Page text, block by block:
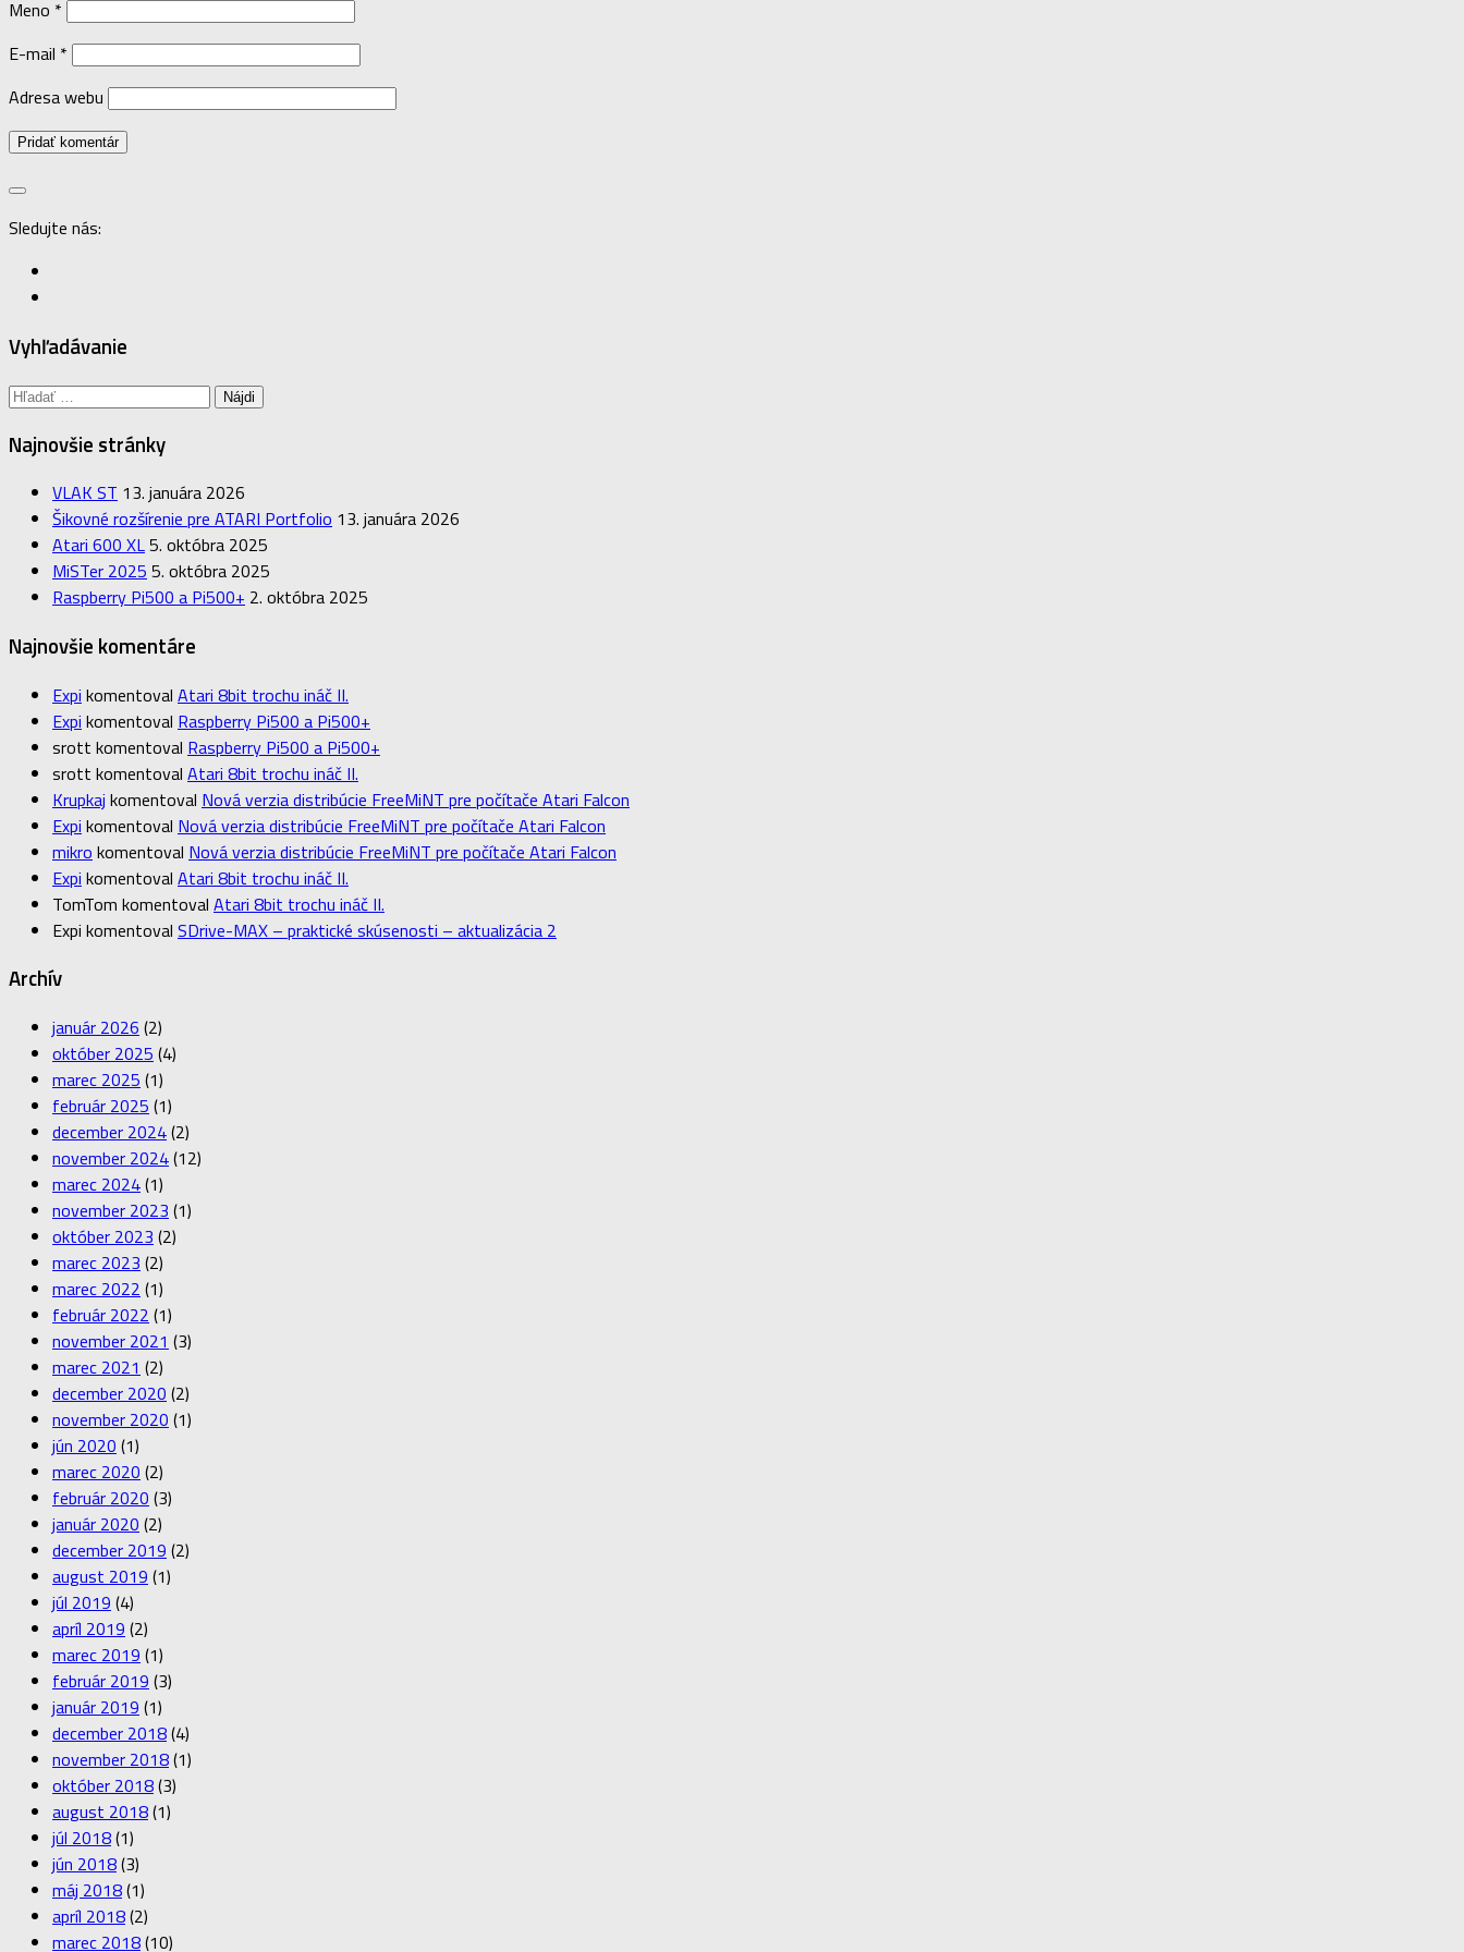
Meno *
E-mail *
Adresa webu
Sledujte nás:
Vyhľadávanie
Hľadať:
Najnovšie stránky
VLAK ST 13. januára 2026
Šikovné rozšírenie pre ATARI Portfolio 13. januára 2026
Atari 600 XL5. októbra 2025
MiSTer 2025 5. októbra 2025
Raspberry Pi500 a Pi500+ 2. októbra 2025
Najnovšie komentáre
Expi komentoval Atari 8bit trochu ináč II.
Expi komentoval Raspberry Pi500 a Pi500+
srott komentoval Raspberry Pi500 a Pi500+
srott komentoval Atari 8bit trochu ináč II.
Krupkaj komentoval Nová verzia distribúcie FreeMiNT pre počítače Atari Falcon
Expi komentoval Nová verzia distribúcie FreeMiNT pre počítače Atari Falcon
mikro komentoval Nová verzia distribúcie FreeMiNT pre počítače Atari Falcon
Expi komentoval Atari 8bit trochu ináč II.
TomTom komentoval Atari 8bit trochu ináč II.
Expi komentoval SDrive-MAX – praktické skúsenosti – aktualizácia 2
Archív
január 2026 (2)
október 2025 (4)
marec 2025 (1)
február 2025 (1)
december 2024(2)
november 2024(12)
marec 2024(1)
november 2023 (1)
október 2023 (2)
marec 2023 (2)
marec 2022 (1)
február 2022 (1)
november 2021 (3)
marec 2021 (2)
december 2020 (2)
november 2020 (1)
jún 2020 (1)
marec 2020 (2)
február 2020 (3)
január 2020 (2)
december 2019 (2)
august 2019 (1)
júl 2019 (4)
apríl 2019 (2)
marec 2019 (1)
február 2019 (3)
január 2019 (1)
december 2018(4)
november 2018(1)
október 2018(3)
august 2018(1)
júl 2018(1)
jún 2018(3)
máj 2018(1)
apríl 2018(2)
marec 2018(10)